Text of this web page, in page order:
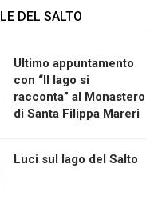
DEL SALTO
Ultimo appuntamento
con “Il lago si
racconta” al Monastero
di Santa Filippa Mareri
Luci sul lago del Salto